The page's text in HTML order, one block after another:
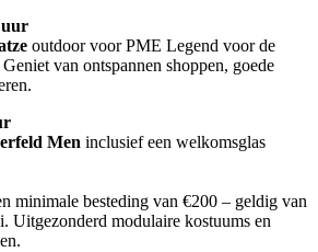
uur
outdoor voor PME Legend voor de
van ontspannen shoppen, goede
Men inclusief een welkomsglas
minimale besteding van €200 – geldig van
Uitgezonderd modulaire kostuums en